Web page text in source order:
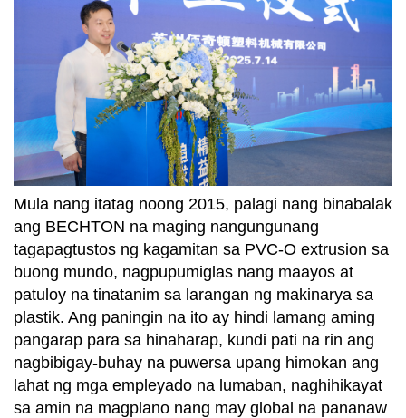
Mula nang itatag noong 2015, palagi nang binabalak
ang BECHTON na maging nangungunang
tagapagtustos ng kagamitan sa PVC-O extrusion sa
buong mundo, nagpupumiglas nang maayos at
patuloy na tinatanim sa larangan ng makinarya sa
plastik. Ang paningin na ito ay hindi lamang aming
pangarap para sa hinaharap, kundi pati na rin ang
nagbibigay-buhay na puwersa upang himokan ang
lahat ng mga empleyado na lumaban, naghihikayat
sa amin na magplano nang may global na pananaw